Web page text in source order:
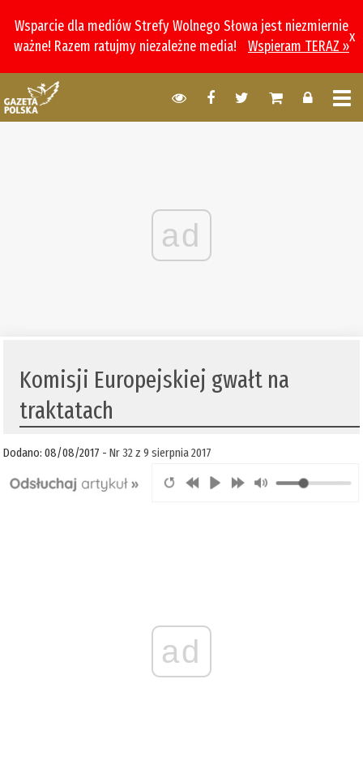
Wsparcie dla mediów Strefy Wolnego Słowa jest niezmiernie
ważne! Razem ratujmy niezależne media!
Wspieram TERAZ »
x
ad
Komisji Europejskiej gwałt na
traktatach
Dodano: 08/08/2017 -Nr 32 z 9 sierpnia 2017
ad